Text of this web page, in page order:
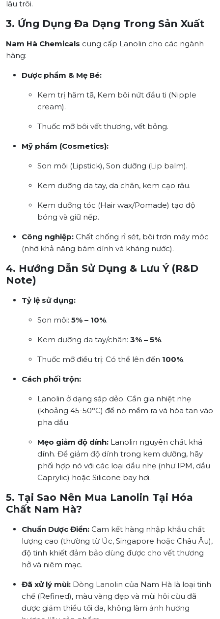
lâu trôi.
3. Ứng Dụng Đa Dạng Trong Sản Xuất
Nam Hà Chemicals cung cấp Lanolin cho các ngành
hàng:
Dược phẩm & Mẹ Bé:
Kem trị hăm tã, Kem bôi nứt đầu ti (Nipple
cream).
Thuốc mỡ bôi vết thương, vết bỏng.
Mỹ phẩm (Cosmetics):
Son môi (Lipstick), Son dưỡng (Lip balm).
Kem dưỡng da tay, da chân, kem cạo râu.
Kem dưỡng tóc (Hair wax/Pomade) tạo độ
bóng và giữ nếp.
Công nghiệp: Chất chống rỉ sét, bôi trơn máy móc
(nhờ khả năng bám dính và kháng nước).
4. Hướng Dẫn Sử Dụng & Lưu Ý (R&D
Note)
Tỷ lệ sử dụng:
Son môi: 5% – 10%.
Kem dưỡng da tay/chân: 3% – 5%.
Thuốc mỡ điều trị: Có thể lên đến 100%.
Cách phối trộn:
Lanolin ở dạng sáp dẻo. Cần gia nhiệt nhẹ
(khoảng 45-50°C) để nó mềm ra và hòa tan vào
pha dầu.
Mẹo giảm độ dính: Lanolin nguyên chất khá
dính. Để giảm độ dính trong kem dưỡng, hãy
phối hợp nó với các loại dầu nhẹ (như IPM, dầu
Caprylic) hoặc Silicone bay hơi.
5. Tại Sao Nên Mua Lanolin Tại Hóa
Chất Nam Hà?
Chuẩn Dược Điển: Cam kết hàng nhập khẩu chất
lượng cao (thường từ Úc, Singapore hoặc Châu Âu),
độ tinh khiết đảm bảo dùng được cho vết thương
hở và niêm mạc.
Đã xử lý mùi: Dòng Lanolin của Nam Hà là loại tinh
chế (Refined), màu vàng đẹp và mùi hôi cừu đã
được giảm thiểu tối đa, không làm ảnh hưởng